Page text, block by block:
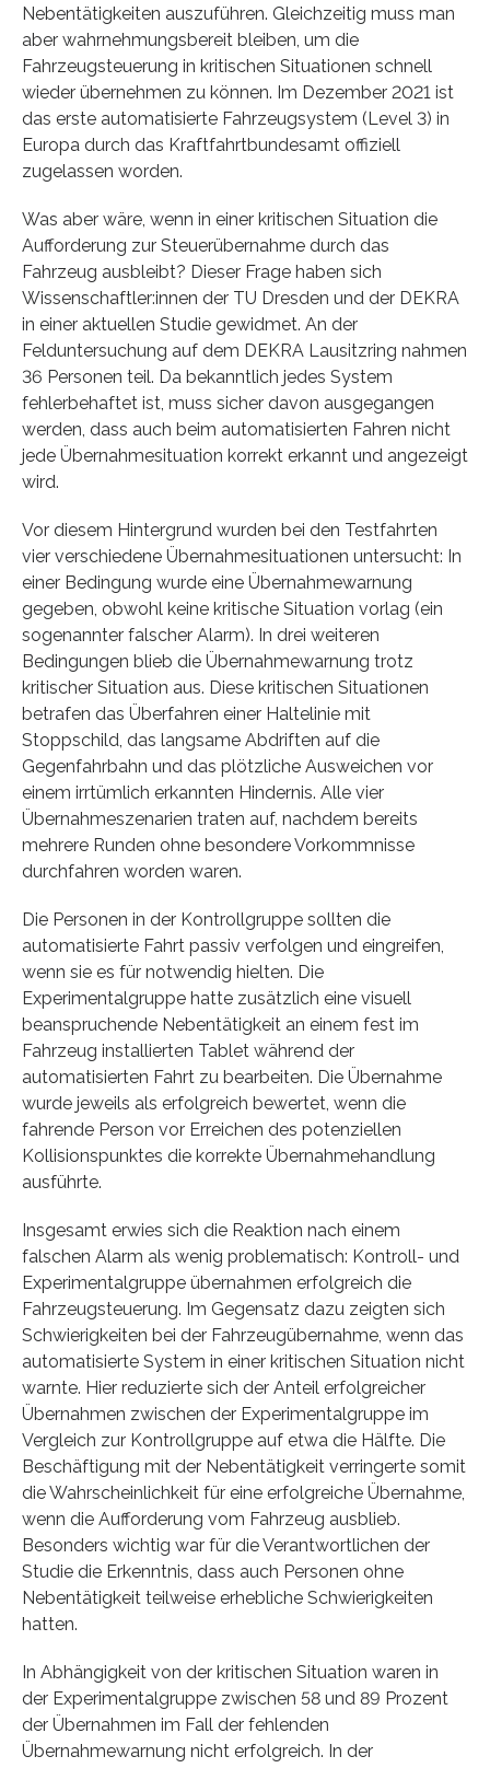
Nebentätigkeiten auszuführen. Gleichzeitig muss man
aber wahrnehmungsbereit bleiben, um die
Fahrzeugsteuerung in kritischen Situationen schnell
wieder übernehmen zu können. Im Dezember 2021 ist
das erste automatisierte Fahrzeugsystem (Level 3) in
Europa durch das Kraftfahrtbundesamt offiziell
zugelassen worden.
Was aber wäre, wenn in einer kritischen Situation die
Aufforderung zur Steuerübernahme durch das
Fahrzeug ausbleibt? Dieser Frage haben sich
Wissenschaftler:innen der TU Dresden und der DEKRA
in einer aktuellen Studie gewidmet. An der
Felduntersuchung auf dem DEKRA Lausitzring nahmen
36 Personen teil. Da bekanntlich jedes System
fehlerbehaftet ist, muss sicher davon ausgegangen
werden, dass auch beim automatisierten Fahren nicht
jede Übernahmesituation korrekt erkannt und angezeigt
wird.
Vor diesem Hintergrund wurden bei den Testfahrten
vier verschiedene Übernahmesituationen untersucht: In
einer Bedingung wurde eine Übernahmewarnung
gegeben, obwohl keine kritische Situation vorlag (ein
sogenannter falscher Alarm). In drei weiteren
Bedingungen blieb die Übernahmewarnung trotz
kritischer Situation aus. Diese kritischen Situationen
betrafen das Überfahren einer Haltelinie mit
Stoppschild, das langsame Abdriften auf die
Gegenfahrbahn und das plötzliche Ausweichen vor
einem irrtümlich erkannten Hindernis. Alle vier
Übernahmeszenarien traten auf, nachdem bereits
mehrere Runden ohne besondere Vorkommnisse
durchfahren worden waren.
Die Personen in der Kontrollgruppe sollten die
automatisierte Fahrt passiv verfolgen und eingreifen,
wenn sie es für notwendig hielten. Die
Experimentalgruppe hatte zusätzlich eine visuell
beanspruchende Nebentätigkeit an einem fest im
Fahrzeug installierten Tablet während der
automatisierten Fahrt zu bearbeiten. Die Übernahme
wurde jeweils als erfolgreich bewertet, wenn die
fahrende Person vor Erreichen des potenziellen
Kollisionspunktes die korrekte Übernahmehandlung
ausführte.
Insgesamt erwies sich die Reaktion nach einem
falschen Alarm als wenig problematisch: Kontroll- und
Experimentalgruppe übernahmen erfolgreich die
Fahrzeugsteuerung. Im Gegensatz dazu zeigten sich
Schwierigkeiten bei der Fahrzeugübernahme, wenn das
automatisierte System in einer kritischen Situation nicht
warnte. Hier reduzierte sich der Anteil erfolgreicher
Übernahmen zwischen der Experimentalgruppe im
Vergleich zur Kontrollgruppe auf etwa die Hälfte. Die
Beschäftigung mit der Nebentätigkeit verringerte somit
die Wahrscheinlichkeit für eine erfolgreiche Übernahme,
wenn die Aufforderung vom Fahrzeug ausblieb.
Besonders wichtig war für die Verantwortlichen der
Studie die Erkenntnis, dass auch Personen ohne
Nebentätigkeit teilweise erhebliche Schwierigkeiten
hatten.
In Abhängigkeit von der kritischen Situation waren in
der Experimentalgruppe zwischen 58 und 89 Prozent
der Übernahmen im Fall der fehlenden
Übernahmewarnung nicht erfolgreich. In der